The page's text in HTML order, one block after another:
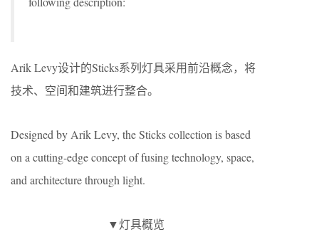
Arik Levy设计的Sticks系列灯具采用前沿概念，将
技术、空间和建筑进行整合。
Designed by Arik Levy, the Sticks collection is based
on a cutting-edge concept of fusing technology, space,
and architecture through light.
▼灯具概览